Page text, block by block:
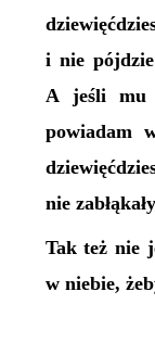
i nie pójdzie
A jeśli mu
powiadam
nie
Tak też nie
w niebie,